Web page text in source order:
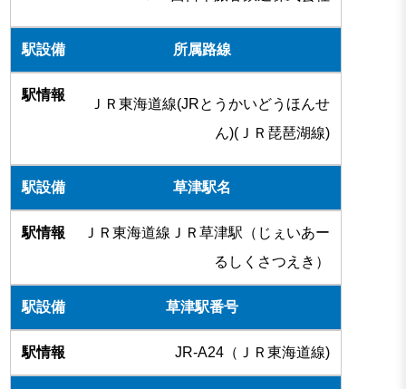
所属路線
ＪＲ東海道線(JRとうかいどうほんせ
ん)(ＪＲ琵琶湖線)
草津駅名
ＪＲ東海道線ＪＲ草津駅（じぇいあー
るしくさつえき）
草津駅番号
JR-A24（ＪＲ東海道線)